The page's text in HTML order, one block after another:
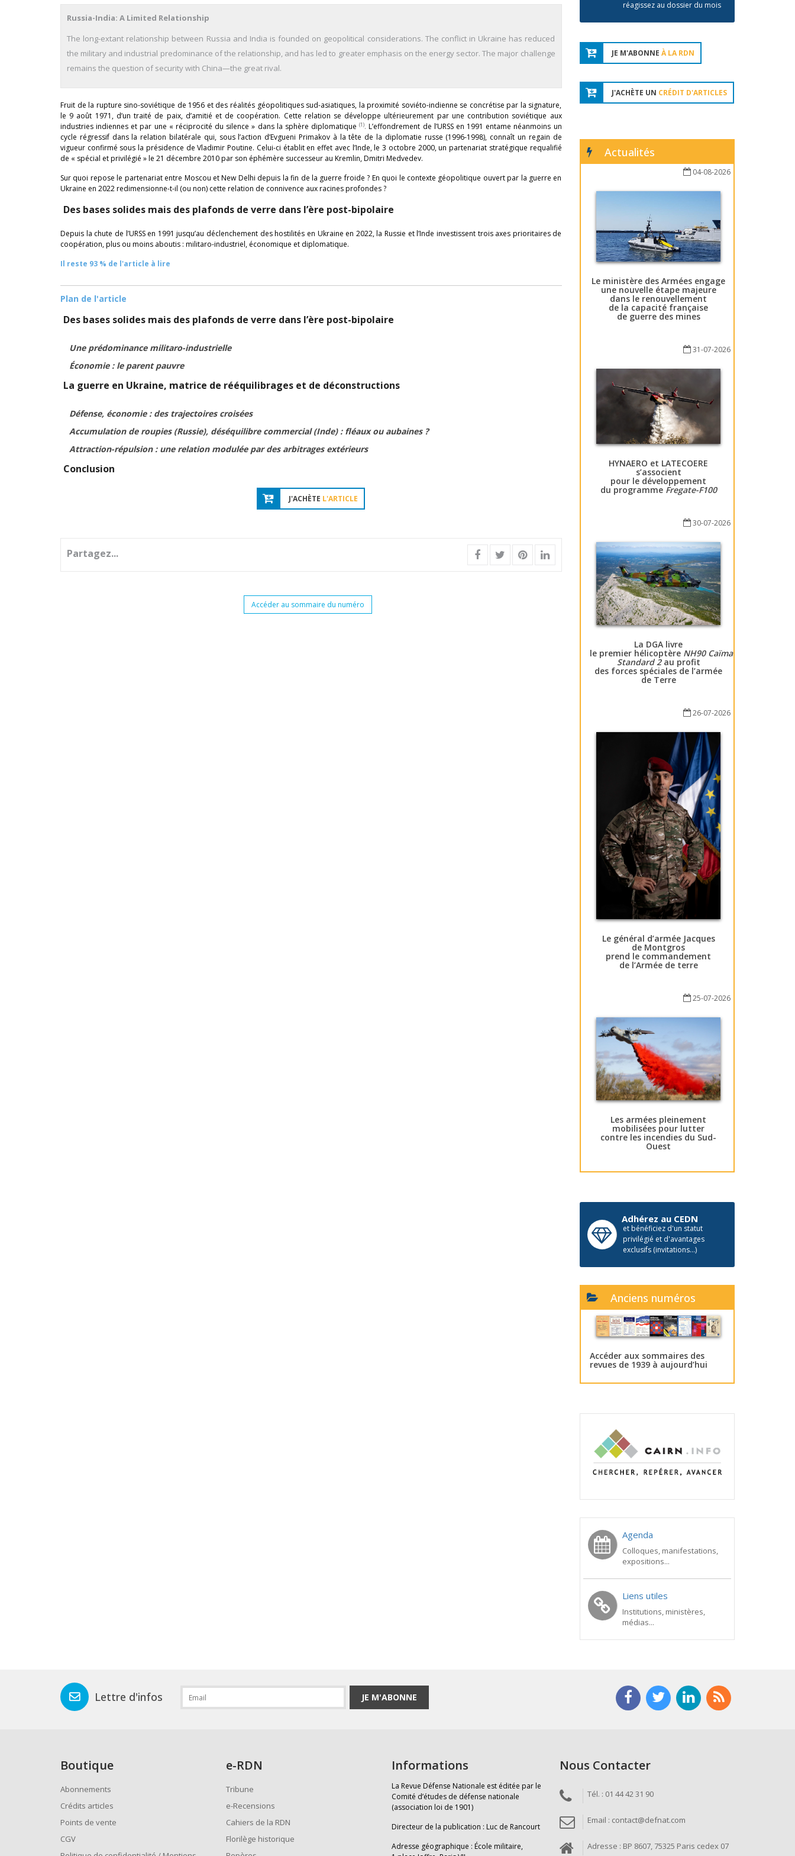
Russia-India: A Limited Relationship
The long-extant relationship between Russia and India is founded on geopolitical considerations. The conflict in Ukraine has reduced
the military and industrial predominance of the relationship, and has led to greater emphasis on the energy sector. The major challenge
remains the question of security with China—the great rival.
Fruit de la rupture sino-soviétique de 1956 et des réalités géopolitiques sud-asiatiques, la proximité soviéto-indienne se concrétise par la signature,
le 9 août 1971, d’un traité de paix, d’amitié et de coopération. Cette relation se développe ultérieurement par une contribution soviétique aux
industries indiennes et par une « réciprocité du silence » dans la sphère diplomatique(1). L’effondrement de l’URSS en 1991 entame néanmoins un
cycle régressif dans la relation bilatérale qui, sous l’action d’Evgueni Primakov à la tête de la diplomatie russe (1996-1998), connaît un regain de
vigueur confirmé sous la présidence de Vladimir Poutine. Celui-ci établit en effet avec l’Inde, le 3 octobre 2000, un partenariat stratégique requalifié
de « spécial et privilégié » le 21 décembre 2010 par son éphémère successeur au Kremlin, Dmitri Medvedev.
Sur quoi repose le partenariat entre Moscou et New Delhi depuis la fin de la guerre froide ? En quoi le contexte géopolitique ouvert par la guerre en
Ukraine en 2022 redimensionne-t-il (ou non) cette relation de connivence aux racines profondes ?
Des bases solides mais des plafonds de verre dans l’ère post-bipolaire
Depuis la chute de l’URSS en 1991 jusqu’au déclenchement des hostilités en Ukraine en 2022, la Russie et l’Inde investissent trois axes prioritaires de
coopération, plus ou moins aboutis : militaro-industriel, économique et diplomatique.
Il reste 93 % de l'article à lire
Plan de l'article
Des bases solides mais des plafonds de verre dans l’ère post-bipolaire
Une prédominance militaro-industrielle
Économie : le parent pauvre
La guerre en Ukraine, matrice de rééquilibrages et de déconstructions
Défense, économie : des trajectoires croisées
Accumulation de roupies (Russie), déséquilibre commercial (Inde) : fléaux ou aubaines ?
Attraction-répulsion : une relation modulée par des arbitrages extérieurs
Conclusion
J'ACHÈTE L'ARTICLE
Partagez...
Accéder au sommaire du numéro
réagissez au dossier du mois
JE M'ABONNE À LA RDN
J'ACHÈTE UN CRÉDIT D'ARTICLES
Actualités
04-08-2026
Le ministère des Armées engage
une nouvelle étape majeure
dans le renouvellement
de la capacité française
de guerre des mines
31-07-2026
HYNAERO et LATECOERE
s’associent
pour le développement
du programme Fregate-F100
30-07-2026
La DGA livre
le premier hélicoptère NH90 Caïman
Standard 2au profit
des forces spéciales de l’armée
de Terre
26-07-2026
Le général d’armée Jacques
de Montgros
prend le commandement
de l’Armée de terre
25-07-2026
Les armées pleinement
mobilisées pour lutter
contre les incendies du Sud-
Ouest
Adhérez au CEDN
et bénéficiez d'un statut
privilégié et d'avantages
exclusifs (invitations...)
Anciens numéros
Accéder aux sommaires des
revues de 1939 à aujourd’hui
Agenda
Colloques, manifestations,
expositions...
Liens utiles
Institutions, ministères,
médias...
Lettre d'infos JE M'ABONNE
Boutique
Abonnements
Crédits articles
Points de vente
CGV
e-RDN
Tribune
e-Recensions
Cahiers de la RDN
Florilège historique
Informations
La Revue Défense Nationale est éditée par le
Comité d’études de défense nationale
(association loi de 1901)
Directeur de la publication : Luc de Rancourt
Adresse géographique : École militaire,
Nous Contacter
Tél. : 01 44 42 31 90
Email : contact@defnat.com
Adresse : BP 8607, 75325 Paris cedex 07